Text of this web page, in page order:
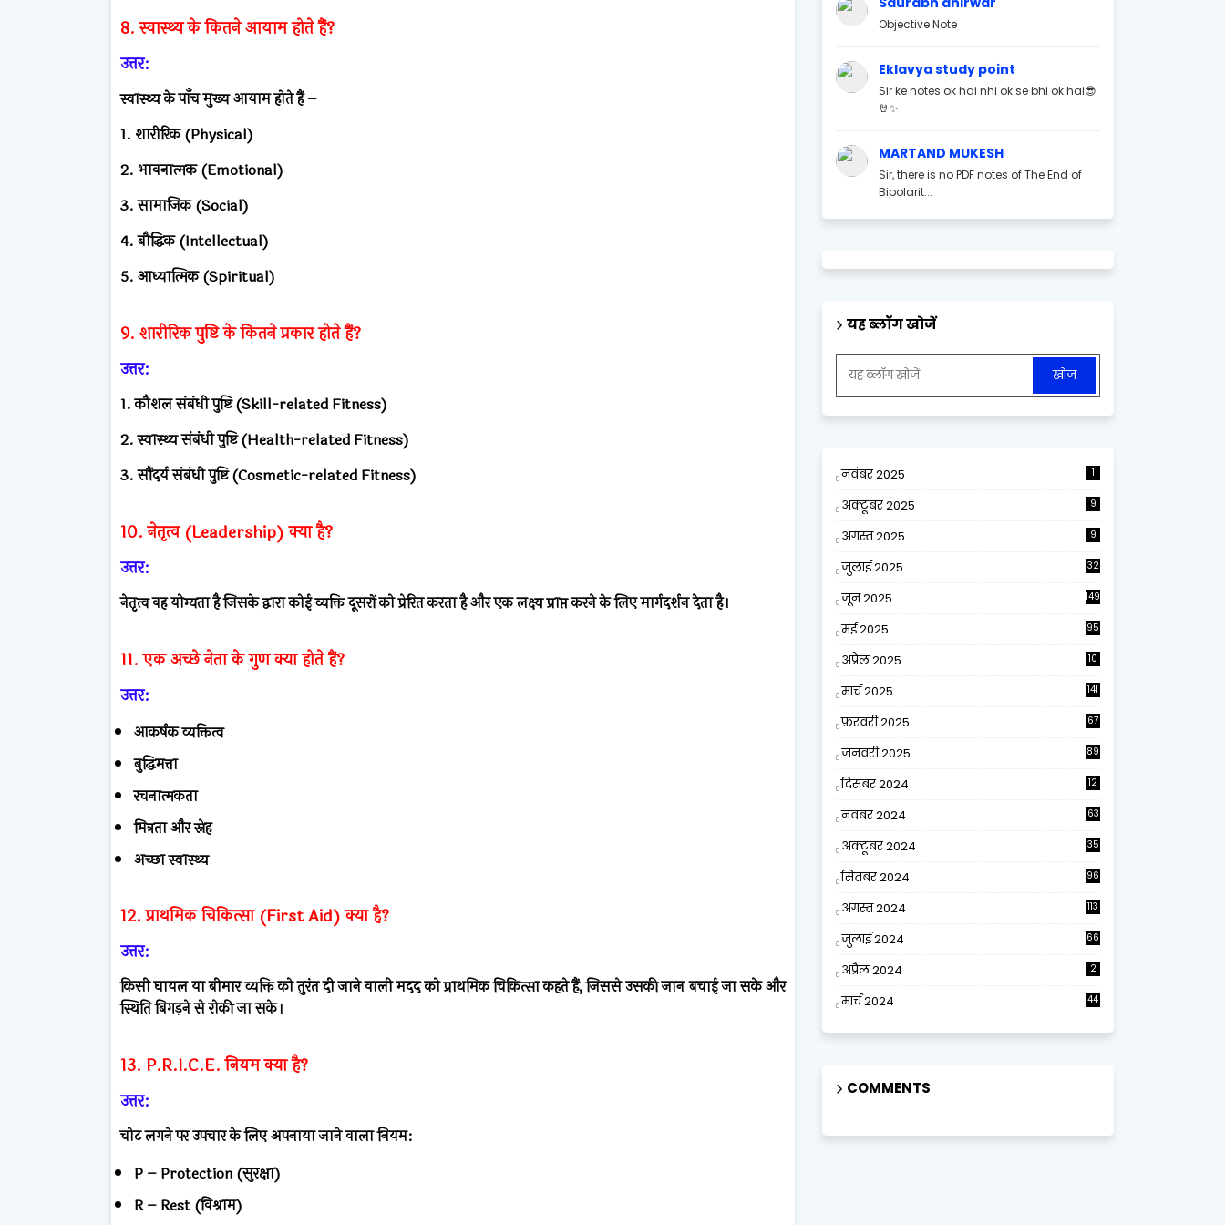
8. स्वास्थ्य के कितने आयाम होते हैं?
उत्तर:
स्वास्थ्य के पाँच मुख्य आयाम होते हैं –
1. शारीरिक (Physical)
2. भावनात्मक (Emotional)
3. सामाजिक (Social)
4. बौद्धिक (Intellectual)
5. आध्यात्मिक (Spiritual)
9. शारीरिक पुष्टि के कितने प्रकार होते हैं?
उत्तर:
1. कौशल संबंधी पुष्टि (Skill-related Fitness)
2. स्वास्थ्य संबंधी पुष्टि (Health-related Fitness)
3. सौंदर्य संबंधी पुष्टि (Cosmetic-related Fitness)
10. नेतृत्व (Leadership) क्या है?
उत्तर:
नेतृत्व वह योग्यता है जिसके द्वारा कोई व्यक्ति दूसरों को प्रेरित करता है और एक लक्ष्य प्राप्त करने के लिए मार्गदर्शन देता है।
11. एक अच्छे नेता के गुण क्या होते हैं?
उत्तर:
आकर्षक व्यक्तित्व
बुद्धिमत्ता
रचनात्मकता
मित्रता और स्नेह
अच्छा स्वास्थ्य
12. प्राथमिक चिकित्सा (First Aid) क्या है?
उत्तर:
किसी घायल या बीमार व्यक्ति को तुरंत दी जाने वाली मदद को प्राथमिक चिकित्सा कहते हैं, जिससे उसकी जान बचाई जा सके और
स्थिति बिगड़ने से रोकी जा सके।
13. P.R.I.C.E. नियम क्या है?
उत्तर:
चोट लगने पर उपचार के लिए अपनाया जाने वाला नियम:
P – Protection (सुरक्षा)
R – Rest (विश्राम)
Objective Note
Eklavya study point
Sir ke notes ok hai nhi ok se bhi ok hai😎
🤘✨
MARTAND MUKESH
Sir, there is no PDF notes of The End of
Bipolarit...
यह ब्लॉग खोजें
नवंबर 2025 1
अक्टूबर 2025 9
अगस्त 2025 9
जुलाई 2025 32
जून 2025 149
मई 2025 95
अप्रैल 2025
10
मार्च 2025 141
फ़रवरी 2025 67
जनवरी 2025 89
दिसंबर 2024
12
नवंबर 2024 63
अक्टूबर 2024 35
सितंबर 2024 96
अगस्त 2024 113
जुलाई 2024 66
अप्रैल 2024 2
मार्च 2024 44
COMMENTS